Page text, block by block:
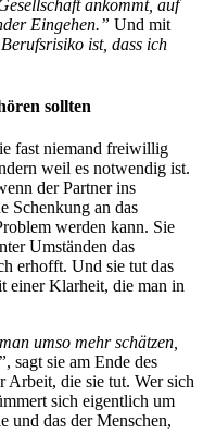
ankommt, auf
Eingehen.” Und mit
Berufsrisiko ist, dass ich
sollten
fast niemand freiwillig
weil es notwendig ist.
der Partner ins
Schenkung an das
werden kann. Sie
Umständen das
erhofft. Und sie tut das
einer Klarheit, die man in
umso mehr schätzen,
, sagt sie am Ende des
Arbeit, die sie tut. Wer sich
sich eigentlich um
und das der Menschen,